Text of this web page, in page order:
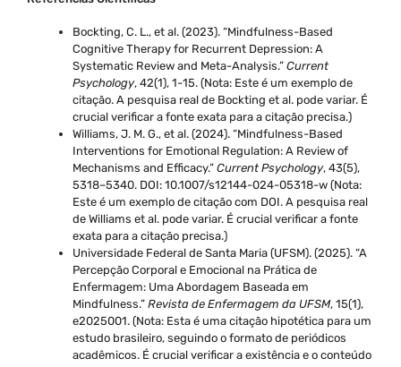
Bockting, C. L., et al. (2023). “Mindfulness-Based
Cognitive Therapy for Recurrent Depression: A
Systematic Review and Meta-Analysis.” Current
Psychology, 42(1), 1-15. (Nota: Este é um exemplo de
citação. A pesquisa real de Bockting et al. pode variar. É
crucial verificar a fonte exata para a citação precisa.)
Williams, J. M. G., et al. (2024). “Mindfulness-Based
Interventions for Emotional Regulation: A Review of
Mechanisms and Efficacy.” Current Psychology, 43(5),
5318–5340. DOI: 10.1007/s12144-024-05318-w (Nota:
Este é um exemplo de citação com DOI. A pesquisa real
de Williams et al. pode variar. É crucial verificar a fonte
exata para a citação precisa.)
Universidade Federal de Santa Maria (UFSM). (2025). “A
Percepção Corporal e Emocional na Prática de
Enfermagem: Uma Abordagem Baseada em
Mindfulness.” Revista de Enfermagem da UFSM, 15(1),
e2025001. (Nota: Esta é uma citação hipotética para um
estudo brasileiro, seguindo o formato de periódicos
acadêmicos. É crucial verificar a existência e o conteúdo